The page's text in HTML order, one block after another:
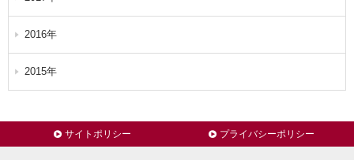
2016年
2015年
サイトポリシー プライバシーポリシー